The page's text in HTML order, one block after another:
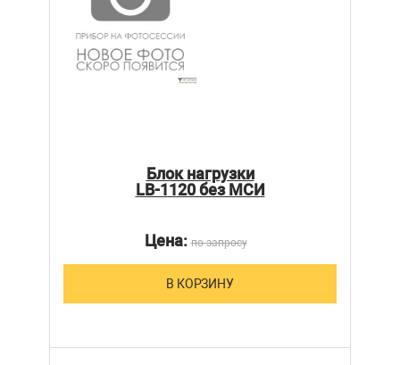
Блок нагрузки
LB-1120 без МСИ
Цена:по запросу
В КОРЗИНУ